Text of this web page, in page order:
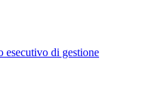
esecutivo di gestione